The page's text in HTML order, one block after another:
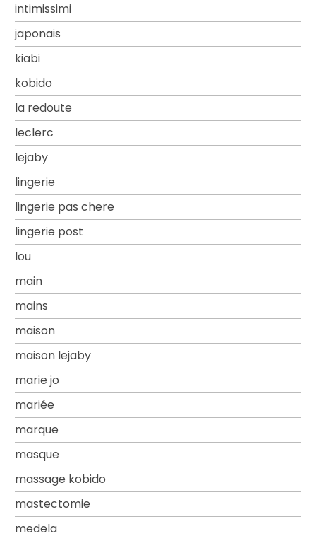
intimissimi
japonais
kiabi
kobido
la redoute
leclerc
lejaby
lingerie
lingerie pas chere
lingerie post
lou
main
mains
maison
maison lejaby
marie jo
mariée
marque
masque
massage kobido
mastectomie
medela